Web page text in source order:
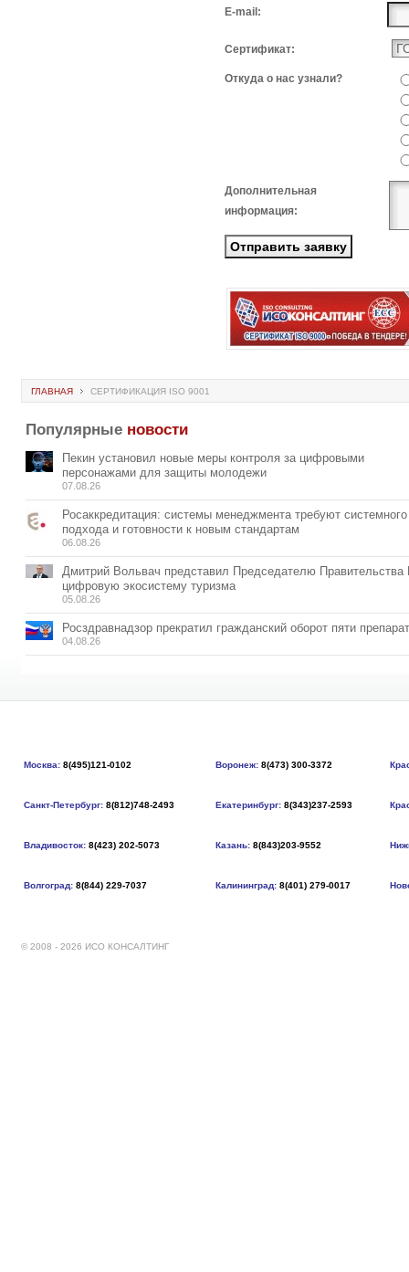
E-mail:
Сертификат:
Откуда о нас узнали?
Дополнительная
информация:
ГЛАВНАЯ СЕРТИФИКАЦИЯ ISO 9001
Популярные новости
Пекин установил новые меры контроля за цифровыми
персонажами для защиты молодежи
07.08.26
Росаккредитация: системы менеджмента требуют системного
подхода и готовности к новым стандартам
06.08.26
Дмитрий Вольвач представил Председателю
цифровую экосистему туризма
05.08.26
Росздравнадзор прекратил гражданский оборот пяти
04.08.26
Москва: 8(495)121-0102 Воронеж: 8(473) 300-3372
Санкт-Петербург: 8(812)748-2493 Екатеринбург: 8(343)237-2593
Владивосток: 8(423) 202-5073 Казань: 8(843)203-9552
Волгоград: 8(844) 229-7037 Калининград: 8(401) 279-0017
© 2008 - 2026 ИСО КОНСАЛТИНГ